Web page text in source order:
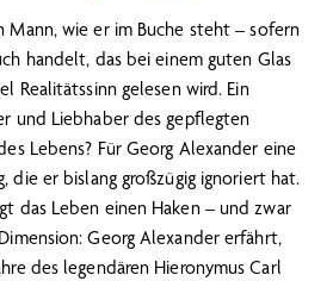
Mann, wie er im Buche steht – sofern
handelt, das bei einem guten Glas
Realitätssinn gelesen wird. Ein
und Liebhaber des gepflegten
Lebens? Für Georg Alexander eine
die er bislang großzügig ignoriert hat.
das Leben einen Haken – und zwar
Georg Alexander erfährt,
des legendären Hieronymus Carl